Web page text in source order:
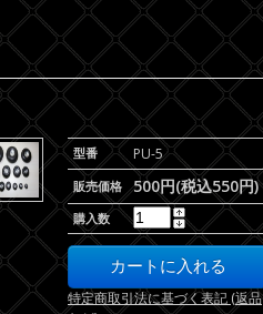
型番 PU-5
販売価格 500円(税込550円)
購入数
特定商取引法に基づく表記 (返品